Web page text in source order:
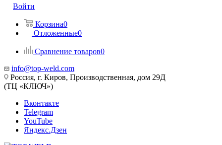
Войти
Корзина0
Отложенные0
Сравнение товаров0
info@top-weld.com
Россия, г. Киров, Производственная, дом 29Д
(ТЦ «КЛЮЧ»)
Вконтакте
Telegram
YouTube
Яндекс.Дзен